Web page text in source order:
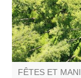
FÊTES ET